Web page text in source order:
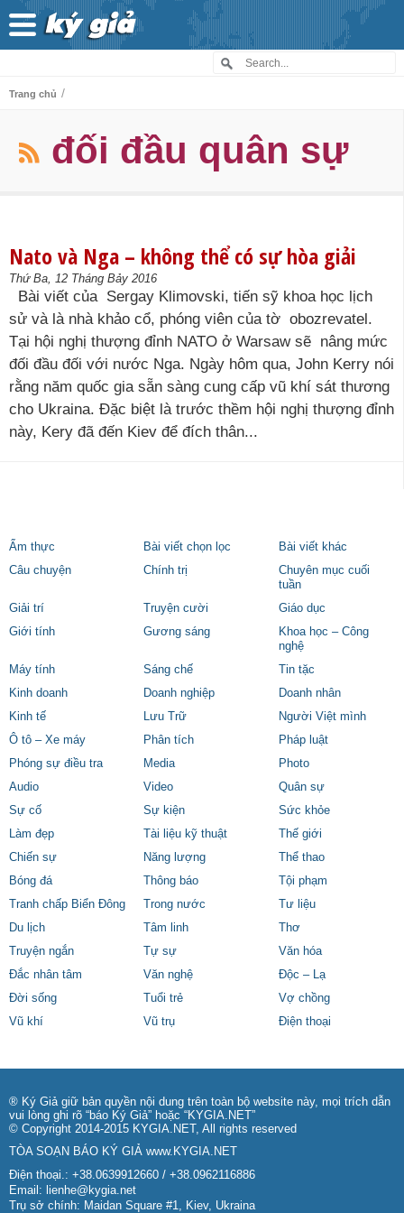
Trang chủ /
đối đầu quân sự
Nato và Nga – không thể có sự hòa giải
Thứ Ba, 12 Tháng Bảy 2016
Bài viết của Sergay Klimovski, tiến sỹ khoa học lịch
sử và là nhà khảo cổ, phóng viên của tờ obozrevatel.
Tại hội nghị thượng đỉnh NATO ở Warsaw sẽ nâng mức
đối đầu đối với nước Nga. Ngày hôm qua, John Kerry nói
rằng năm quốc gia sẵn sàng cung cấp vũ khí sát thương
cho Ukraina. Đặc biệt là trước thềm hội nghị thượng đỉnh
này, Kery đã đến Kiev để đích thân...
Ẩm thực Bài viết chọn lọc
Bài viết khác
Câu chuyện
Chính trị
Chuyên mục cuối
tuần
Giải trí
Truyện cười
Giáo dục
Giới tính
Gương sáng
Khoa học – Công
nghệ
Máy tính
Sáng chế
Tin tặc
Kinh doanh
Doanh nghiệp
Doanh nhân
Kinh tế
Lưu Trữ
Người Việt mình
Ô tô – Xe máy
Phân tích
Pháp luật
Phóng sự điều tra
Media
Photo
Audio
Video
Quân sự
Sự cố
Sự kiện
Sức khỏe
Làm đẹp
Tài liệu kỹ thuật
Thế giới
Chiến sự
Năng lượng
Thể thao
Bóng đá
Thông báo
Tội phạm
Tranh chấp Biển Đông
Trong nước
Tư liệu
Du lịch
Tâm linh
Thơ
Truyện ngắn
Tự sự
Văn hóa
Đắc nhân tâm
Văn nghệ
Độc – Lạ
Đời sống
Tuổi trẻ
Vợ chồng
Vũ khí
Vũ trụ Điện thoại
® Ký Giả giữ bản quyền nội dung trên toàn bộ website này, mọi trích dẫn
vui lòng ghi rõ “báo Ký Giả” hoặc “KYGIA.NET”
© Copyright 2014-2015 KYGIA.NET, All rights reserved
TÒA SOẠN BÁO KÝ GIẢ www.KYGIA.NET
Điện thoại.: +38.0639912660 / +38.0962116886
Email: lienhe@kygia.net
Trụ sở chính: Maidan Square #1, Kiev, Ukraina